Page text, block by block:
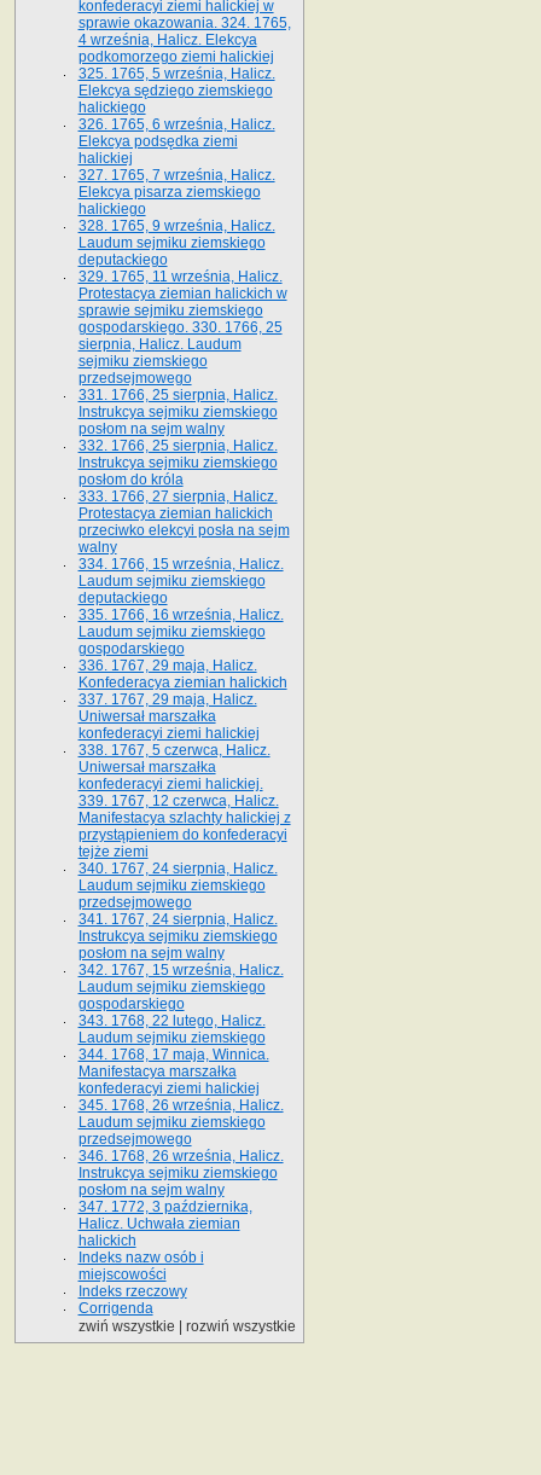
konfederacyi ziemi halickiej w
sprawie okazowania. 324. 1765,
4 września, Halicz. Elekcya
podkomorzego ziemi halickiej
325. 1765, 5 września, Halicz.
Elekcya sędziego ziemskiego
halickiego
326. 1765, 6 września, Halicz.
Elekcya podsędka ziemi
halickiej
327. 1765, 7 września, Halicz.
Elekcya pisarza ziemskiego
halickiego
328. 1765, 9 września, Halicz.
Laudum sejmiku ziemskiego
deputackiego
329. 1765, 11 września, Halicz.
Protestacya ziemian halickich w
sprawie sejmiku ziemskiego
gospodarskiego. 330. 1766, 25
sierpnia, Halicz. Laudum
sejmiku ziemskiego
przedsejmowego
331. 1766, 25 sierpnia, Halicz.
Instrukcya sejmiku ziemskiego
posłom na sejm walny
332. 1766, 25 sierpnia, Halicz.
Instrukcya sejmiku ziemskiego
posłom do króla
333. 1766, 27 sierpnia, Halicz.
Protestacya ziemian halickich
przeciwko elekcyi posła na sejm
walny
334. 1766, 15 września, Halicz.
Laudum sejmiku ziemskiego
deputackiego
335. 1766, 16 września, Halicz.
Laudum sejmiku ziemskiego
gospodarskiego
336. 1767, 29 maja, Halicz.
Konfederacya ziemian halickich
337. 1767, 29 maja, Halicz.
Uniwersał marszałka
konfederacyi ziemi halickiej
338. 1767, 5 czerwca, Halicz.
Uniwersał marszałka
konfederacyi ziemi halickiej.
339. 1767, 12 czerwca, Halicz.
Manifestacya szlachty halickiej z
przystąpieniem do konfederacyi
tejże ziemi
340. 1767, 24 sierpnia, Halicz.
Laudum sejmiku ziemskiego
przedsejmowego
341. 1767, 24 sierpnia, Halicz.
Instrukcya sejmiku ziemskiego
posłom na sejm walny
342. 1767, 15 września, Halicz.
Laudum sejmiku ziemskiego
gospodarskiego
343. 1768, 22 lutego, Halicz.
Laudum sejmiku ziemskiego
344. 1768, 17 maja, Winnica.
Manifestacya marszałka
konfederacyi ziemi halickiej
345. 1768, 26 września, Halicz.
Laudum sejmiku ziemskiego
przedsejmowego
346. 1768, 26 września, Halicz.
Instrukcya sejmiku ziemskiego
posłom na sejm walny
347. 1772, 3 października,
Halicz. Uchwała ziemian
halickich
Indeks nazw osób i
miejscowości
Indeks rzeczowy
Corrigenda
zwiń wszystkie
rozwiń wszystkie